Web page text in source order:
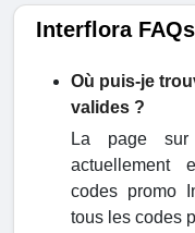
Interflora FAQs
Où puis-je
valides ?
La page sur
actuellement
codes promo
tous les codes